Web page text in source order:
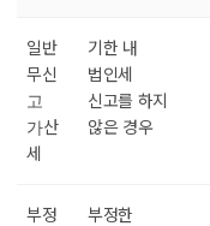
일반
무신
고
가산
세
기한 내
법인세
신고를 하지
않은 경우
부정
부정한